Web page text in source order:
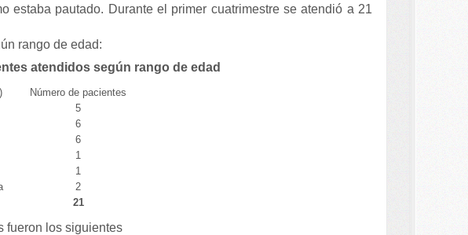
estaba pautado. Durante el primer cuatrimestre se atendió a 21
rango de edad:
atendidos según rango de edad
Número de pacientes
5
6
6
1
1
2
21
fueron los siguientes